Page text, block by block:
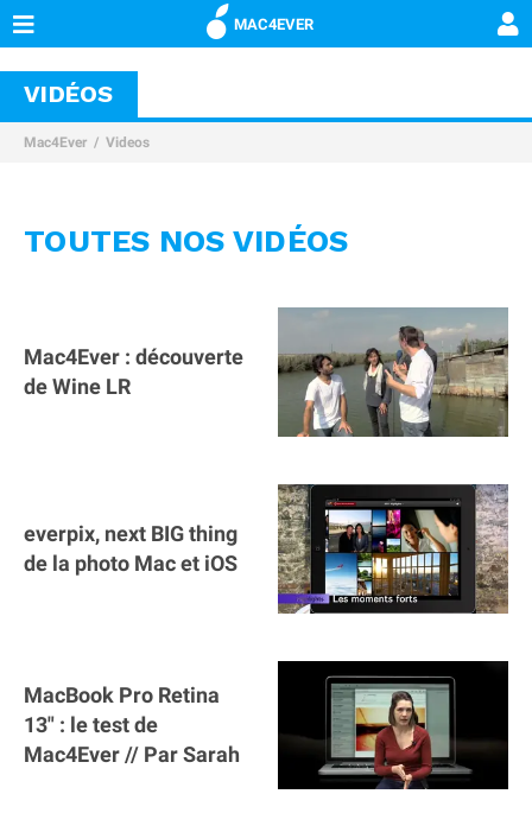
MAC4EVER
VIDÉOS
Mac4Ever Videos
TOUTES NOS VIDÉOS
Mac4Ever : découverte
de Wine LR
everpix, next BIG thing
de la photo Mac et iOS
MacBook Pro Retina
13" : le test de
Mac4Ever // Par Sarah